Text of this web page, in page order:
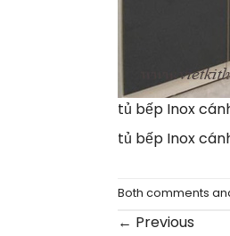
tủ bếp Inox
tủ bếp Inox
Both comments
← Previous